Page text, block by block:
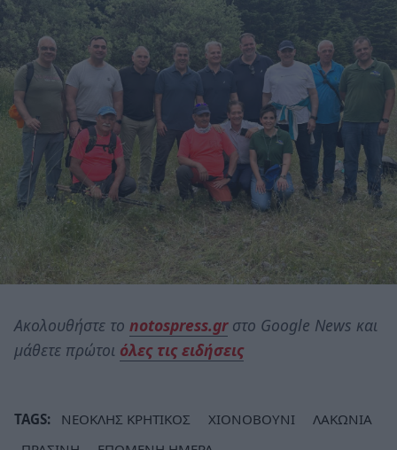
Ακολουθήστε το notospress.grστο Google News και
μάθετε πρώτοι όλες τις ειδήσεις
TAGS: ΝΕΟΚΛΗΣ ΚΡΗΤΙΚΟΣ ΧΙΟΝΟΒΟΥΝΙ
ΛΑΚΩΝΙΑ